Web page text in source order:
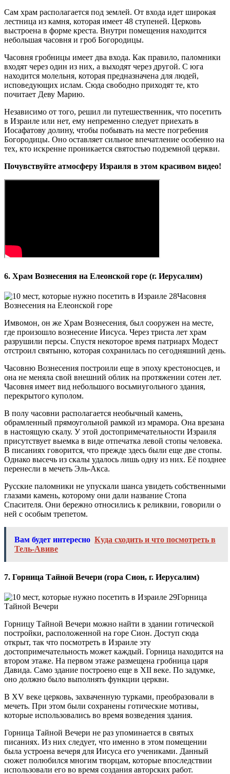
Сам храм располагается под землей. От входа идет широкая
лестница из камня, которая имеет 48 ступеней. Церковь
выстроена в форме креста. Внутри помещения находится
небольшая часовня и гроб Богородицы.
Часовня гробницы имеет два входа. Как правило, паломники
входят через один из них, а выходят через другой. С юга
находится молельня, которая предназначена для людей,
исповедующих ислам. Сюда свободно приходят те, кто
почитает Деву Марию.
Независимо от того, решил ли путешественник, что посетить
в Израиле или нет, ему непременно следует приехать в
Иосафатову долину, чтобы побывать на месте погребения
Богородицы. Оно оставляет сильное впечатление особенно на
тех, кто искренне проникается святостью подземной церкви.
Почувствуйте атмосферу Израиля в этом красивом видео!
6. Храм Вознесения на Елеонской горе (г. Иерусалим)
Часовня
Вознесения на Елеонской горе
Имвомон, он же Храм Вознесения, был сооружен на месте,
где произошло вознесение Иисуса. Через триста лет храм
разрушили персы. Спустя некоторое время патриарх Модест
отстроил святыню, которая сохранилась по сегодняшний день.
Часовню Вознесения построили еще в эпоху крестоносцев, и
она не меняла свой внешний облик на протяжении сотен лет.
Часовня имеет вид небольшого восьмиугольного здания,
перекрытого куполом.
В полу часовни располагается необычный камень,
обрамленный прямоугольной рамкой из мрамора. Она врезана
в настоящую скалу. У этой достопримечательности Израиля
присутствует выемка в виде отпечатка левой стопы человека.
В писаниях говорится, что прежде здесь были еще две стопы.
Однако высечь из скалы удалось лишь одну из них. Её позднее
перенесли в мечеть Эль-Акса.
Русские паломники не упускали шанса увидеть собственными
глазами камень, которому они дали название Стопа
Спасителя. Они бережно относились к реликвии, говорили о
ней с особым трепетом.
Вам будет интересно Куда сходить и что посмотреть в
Тель-Авиве
7. Горница Тайной Вечери (гора Сион, г. Иерусалим)
Горница
Тайной Вечери
Горницу Тайной Вечери можно найти в здании готической
постройки, расположенной на горе Сион. Доступ сюда
открыт, так что посмотреть в Израиле эту
достопримечательность может каждый. Горница находится на
втором этаже. На первом этаже размещена гробница царя
Давида. Само здание построено еще в XII веке. По задумке,
оно должно было выполнять функции церкви.
В XV веке церковь, захваченную турками, преобразовали в
мечеть. При этом были сохранены готические мотивы,
которые использовались во время возведения здания.
Горница Тайной Вечери не раз упоминается в святых
писаниях. Из них следует, что именно в этом помещении
была устроена вечеря для Иисуса его учениками. Данный
сюжет полюбился многим творцам, которые впоследствии
использовали его во время создания авторских работ.